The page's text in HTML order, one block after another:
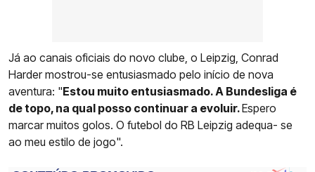
Já ao canais oficiais do novo clube, o Leipzig, Conrad
Harder mostrou-se entusiasmado pelo início de nova
aventura: "Estou muito entusiasmado. A Bundesliga é
de topo, na qual posso continuar a evoluir.Espero
marcar muitos golos. O futebol do RB Leipzig adequa- se
ao meu estilo de jogo".